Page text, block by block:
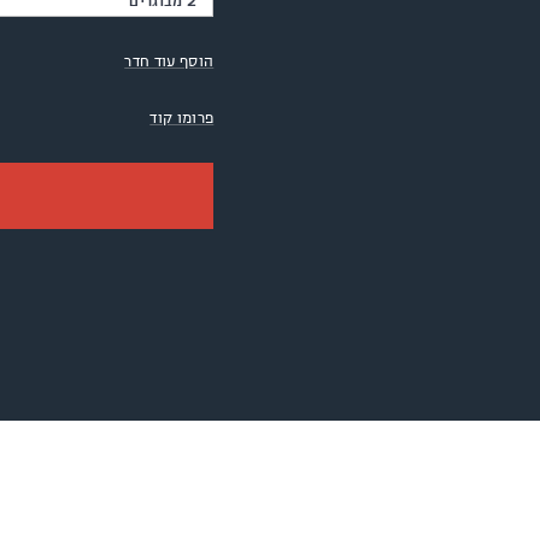
הוסף עוד חדר
פרומו קוד